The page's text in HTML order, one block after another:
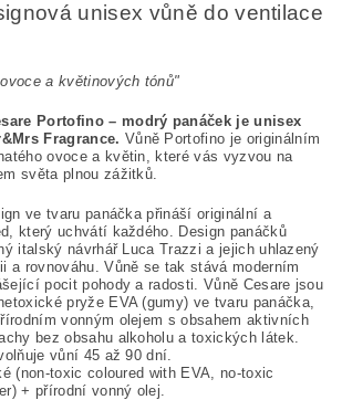
unisex vůně do ventilace
a květinových tónů"
Portofino – modrý panáček je unisex
Fragrance. Vůně Portofino je originálním
ovoce a květin, které vás vyzvou na
světa plnou zážitků.
ve tvaru panáčka přináší originální a
který uchvátí každého. Design panáčků
italský návrhář Luca Trazzi a jejich uhlazený
a rovnováhu. Vůně se tak stává moderním
pocit pohody a radosti. Vůně Cesare jsou
pryže EVA (gumy) ve tvaru panáčka,
vonným olejem s obsahem aktivních
bez obsahu alkoholu a toxických látek.
vůní 45 až 90 dní.
(non-toxic coloured with EVA, no-toxic
+ přírodní vonný olej.